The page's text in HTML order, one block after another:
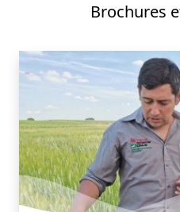
Brochures